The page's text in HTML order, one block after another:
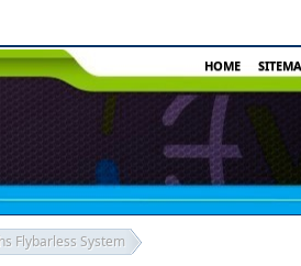
HOME
Flybarless System